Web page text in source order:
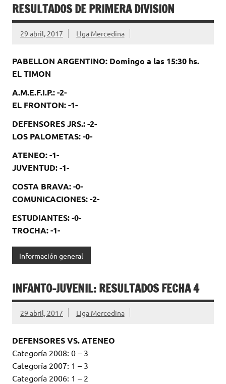
RESULTADOS DE PRIMERA DIVISION
29 abril, 2017 LIga Mercedina
PABELLON ARGENTINO: Domingo a las 15:30 hs.
EL TIMON
A.M.E.F.I.P.: -2-
EL FRONTON: -1-
DEFENSORES JRS.: -2-
LOS PALOMETAS: -0-
ATENEO: -1-
JUVENTUD: -1-
COSTA BRAVA: -0-
COMUNICACIONES: -2-
ESTUDIANTES: -0-
TROCHA: -1-
Información general
INFANTO-JUVENIL: RESULTADOS FECHA 4
29 abril, 2017 LIga Mercedina
DEFENSORES VS. ATENEO
Categoría 2008: 0 – 3
Categoría 2007: 1 – 3
Categoría 2006: 1 – 2